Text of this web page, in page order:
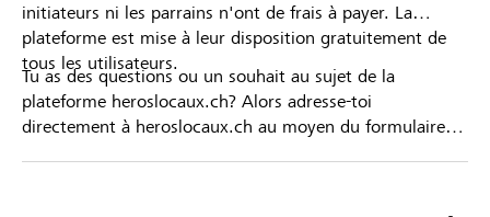
initiateurs ni les parrains n'ont de frais à payer. La
plateforme est mise à leur disposition gratuitement de
tous les utilisateurs.
Tu as des questions ou un souhait au sujet de la
plateforme heroslocaux.ch? Alors adresse-toi
directement à heroslocaux.ch au moyen du formulaire